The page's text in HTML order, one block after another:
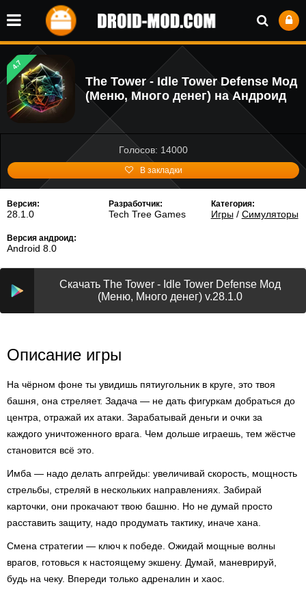
4.7
The Tower - Idle Tower Defense Мод
(Меню, Много денег) на Андроид
Голосов: 14000
В закладки
Версия:
28.1.0
Разработчик:
Tech Tree Games
Категория:
Игры/ Симуляторы
Версия андроид:
Android 8.0
Скачать The Tower - Idle Tower Defense Мод
(Меню, Много денег) v.28.1.0
Описание игры
На чёрном фоне ты увидишь пятиугольник в круге, это твоя
башня, она стреляет. Задача — не дать фигуркам добраться до
центра, отражай их атаки. Зарабатывай деньги и очки за
каждого уничтоженного врага. Чем дольше играешь, тем жёстче
становится всё это.
Имба — надо делать апгрейды: увеличивай скорость, мощность
стрельбы, стреляй в нескольких направлениях. Забирай
карточки, они прокачают твою башню. Но не думай просто
расставить защиту, надо продумать тактику, иначе хана.
Смена стратегии — ключ к победе. Ожидай мощные волны
врагов, готовься к настоящему экшену. Думай, маневрируй,
будь на чеку. Впереди только адреналин и хаос.